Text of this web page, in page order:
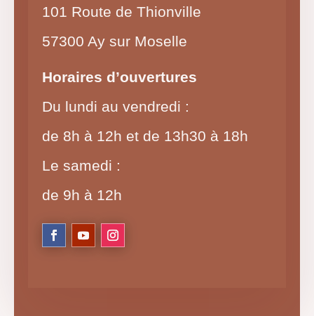
101 Route de Thionville
57300 Ay sur Moselle
Horaires d’ouvertures
Du lundi au vendredi :
de 8h à 12h et de 13h30 à 18h
Le samedi :
de 9h à 12h